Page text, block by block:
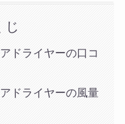
じ
ドライヤーの口コ
ドライヤーの風量